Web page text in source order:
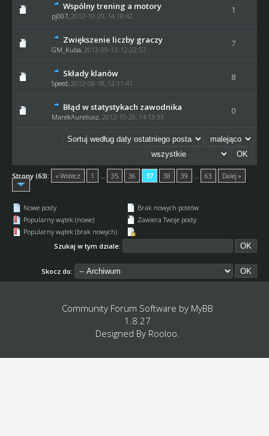
Wspólny trening a motory
pj007, 2012-10-29, 14:18:42
1
Zwiększenie liczby graczy
GM_Kuba, 2012-09-13, 12:22:57
7
Składy klanów
Speed, 2012-08-18, 12:11:41
8
Błąd w statystykach zawodnika
MarekAureliusz, 2012-10-28, 14:13:33
0
Strony (63): « Wstecz 1 … 35 36 37 38 39 … 63 Dalej »
Nowe posty
Popularny wątek (nowe)
Popularny wątek (brak nowych)
Brak nowych postów
Zawiera Twoje posty
Szukaj w tym dziale:
Skocz do:
Community Forum Software by MyBB
1.8.27
Designed By Rooloo.